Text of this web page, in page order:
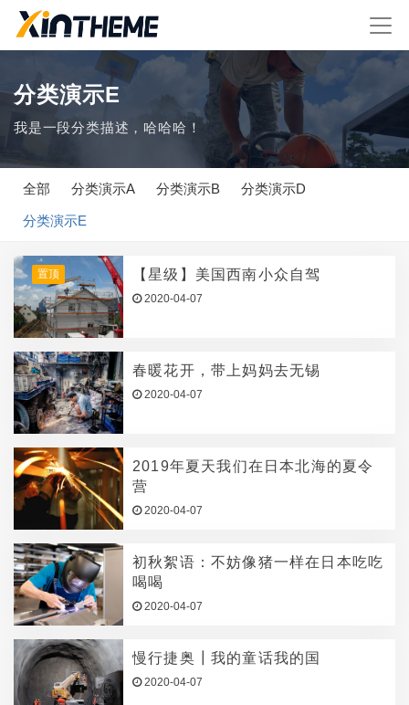
分类演示E
我是一段分类描述，哈哈哈！
全部 分类演示A 分类演示B 分类演示D
分类演示E
置顶 【星级】美国西南小众自驾
2020-04-07
春暖花开，带上妈妈去无锡
2020-04-07
2019年夏天我们在日本北海的夏令
营
2020-04-07
初秋絮语：不妨像猪一样在日本吃吃
喝喝
2020-04-07
慢行捷奥┃我的童话我的国
2020-04-07